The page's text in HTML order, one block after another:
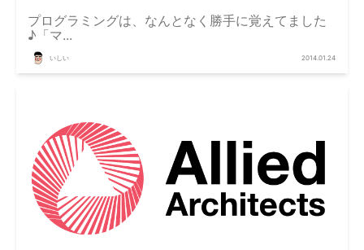
プログラミングは、なんとなく勝手に覚えてました
♪「マ...
いしい 2014.01.24